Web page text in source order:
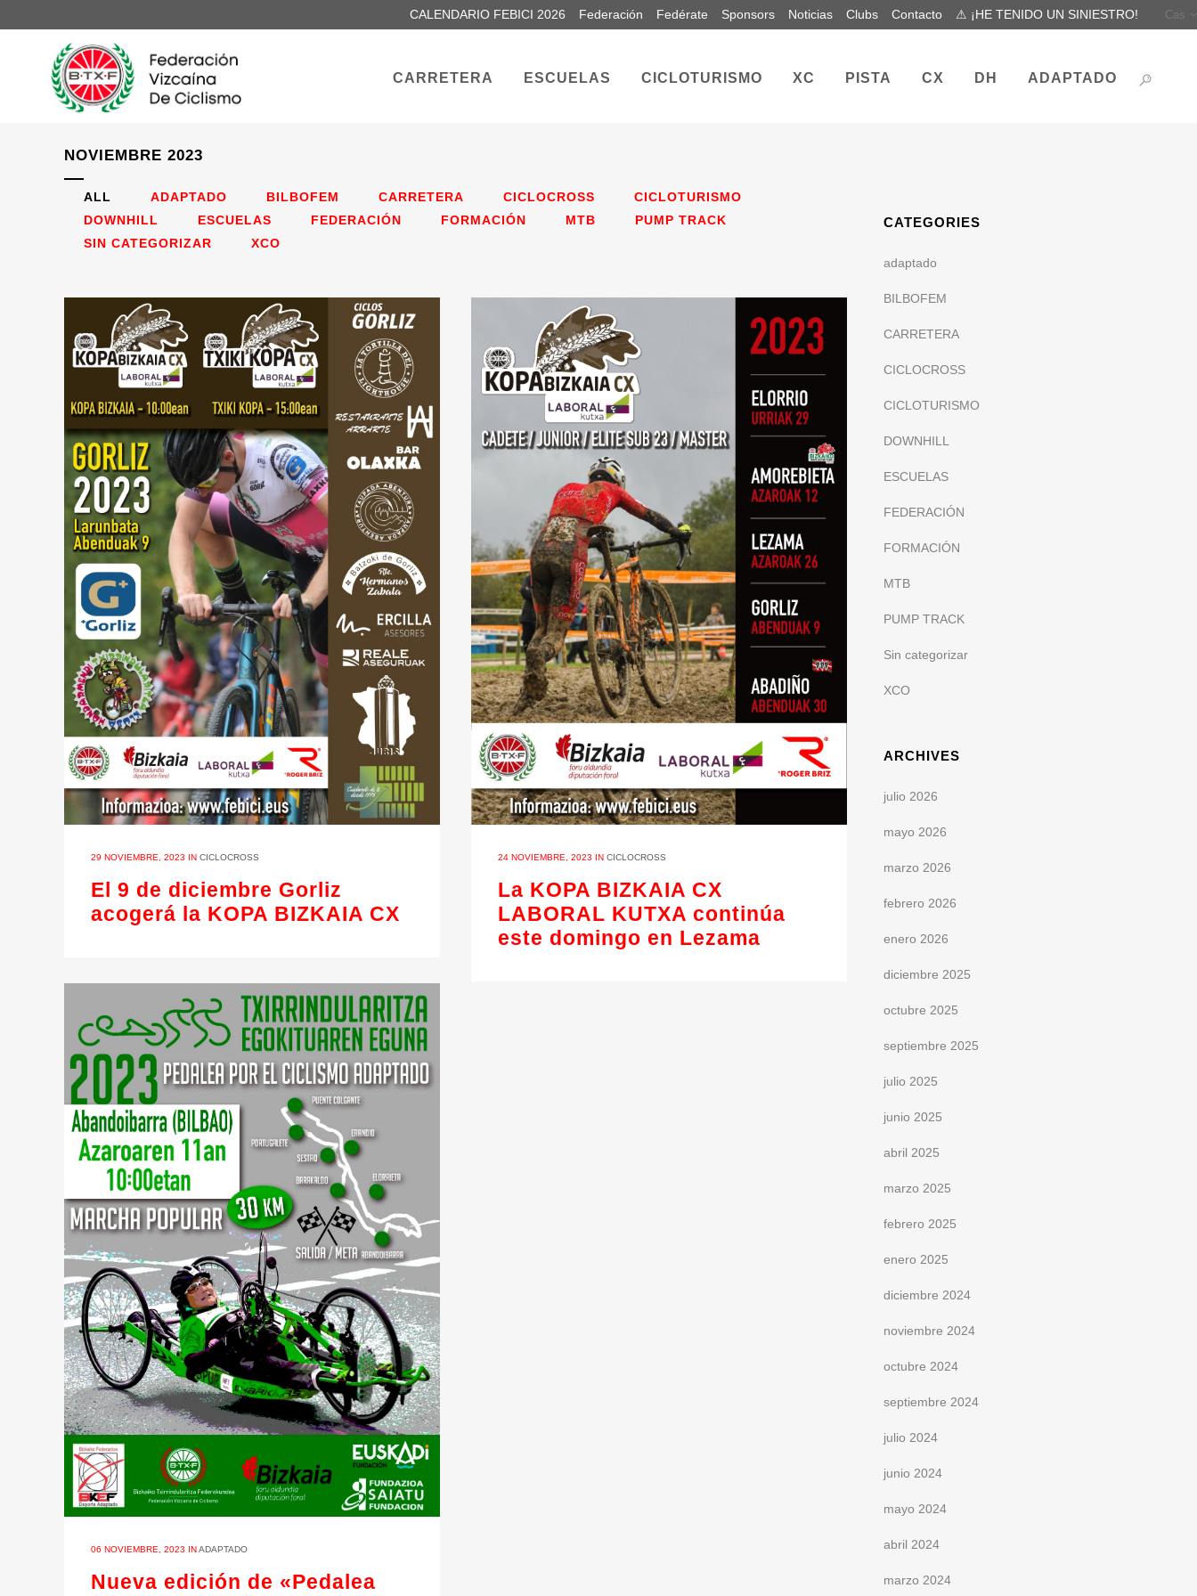
CALENDARIO FEBICI 2026 Federación Fedérate Sponsors Noticias Clubs Contacto ⚠ ¡HE TENIDO UN SINIESTRO! Cas
CARRETERA ESCUELAS CICLOTURISMO XC PISTA CX DH ADAPTADO
NOVIEMBRE 2023
ALL ADAPTADO BILBOFEM CARRETERA CICLOCROSS
CICLOTURISMO
DOWNHILL
ESCUELAS FEDERACIÓN FORMACIÓN MTB
PUMP TRACK
SIN CATEGORIZAR
XCO
29 NOVIEMBRE, 2023 IN CICLOCROSS
El 9 de diciembre Gorliz
acogerá la KOPA BIZKAIA CX
24 NOVIEMBRE, 2023 IN CICLOCROSS
La KOPA BIZKAIA CX
LABORAL KUTXA continúa
este domingo en Lezama
06 NOVIEMBRE, 2023 INADAPTADO
Nueva edición de «Pedalea
CATEGORIES
adaptado
BILBOFEM
CARRETERA
CICLOCROSS
CICLOTURISMO
DOWNHILL
ESCUELAS
FEDERACIÓN
FORMACIÓN
MTB
PUMP TRACK
Sin categorizar
XCO
ARCHIVES
julio 2026
mayo 2026
marzo 2026
febrero 2026
enero 2026
diciembre 2025
octubre 2025
septiembre 2025
julio 2025
junio 2025
abril 2025
marzo 2025
febrero 2025
enero 2025
diciembre 2024
noviembre 2024
octubre 2024
septiembre 2024
julio 2024
junio 2024
mayo 2024
abril 2024
marzo 2024